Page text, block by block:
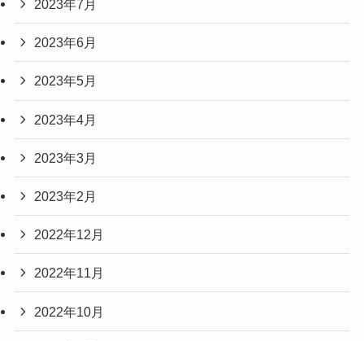
2023年7月
2023年6月
2023年5月
2023年4月
2023年3月
2023年2月
2022年12月
2022年11月
2022年10月